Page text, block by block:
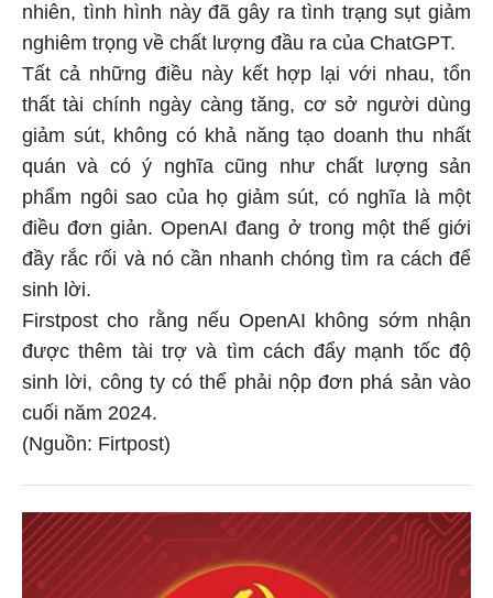
nhiên, tình hình này đã gây ra tình trạng sụt giảm
nghiêm trọng về chất lượng đầu ra của ChatGPT.
Tất cả những điều này kết hợp lại với nhau, tổn
thất tài chính ngày càng tăng, cơ sở người dùng
giảm sút, không có khả năng tạo doanh thu nhất
quán và có ý nghĩa cũng như chất lượng sản
phẩm ngôi sao của họ giảm sút, có nghĩa là một
điều đơn giản. OpenAI đang ở trong một thế giới
đầy rắc rối và nó cần nhanh chóng tìm ra cách để
sinh lời.
Firstpost cho rằng nếu OpenAI không sớm nhận
được thêm tài trợ và tìm cách đẩy mạnh tốc độ
sinh lời, công ty có thể phải nộp đơn phá sản vào
cuối năm 2024.
(Nguồn: Firtpost)